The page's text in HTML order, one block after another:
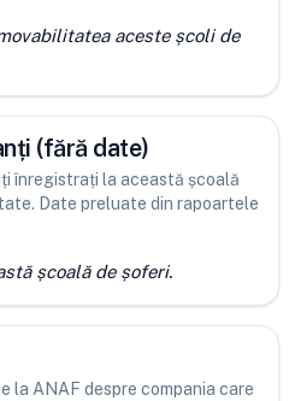
aceste școli de
(fără date)
înregistrați la această școală
Date preluate din rapoartele
școală de șoferi.
la ANAF despre compania care